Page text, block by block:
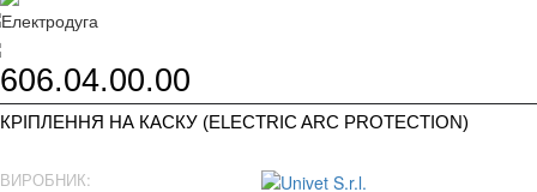
606.04.00.00
КРІПЛЕННЯ НА КАСКУ (ELECTRIC ARC PROTECTION)
ВИРОБНИК: